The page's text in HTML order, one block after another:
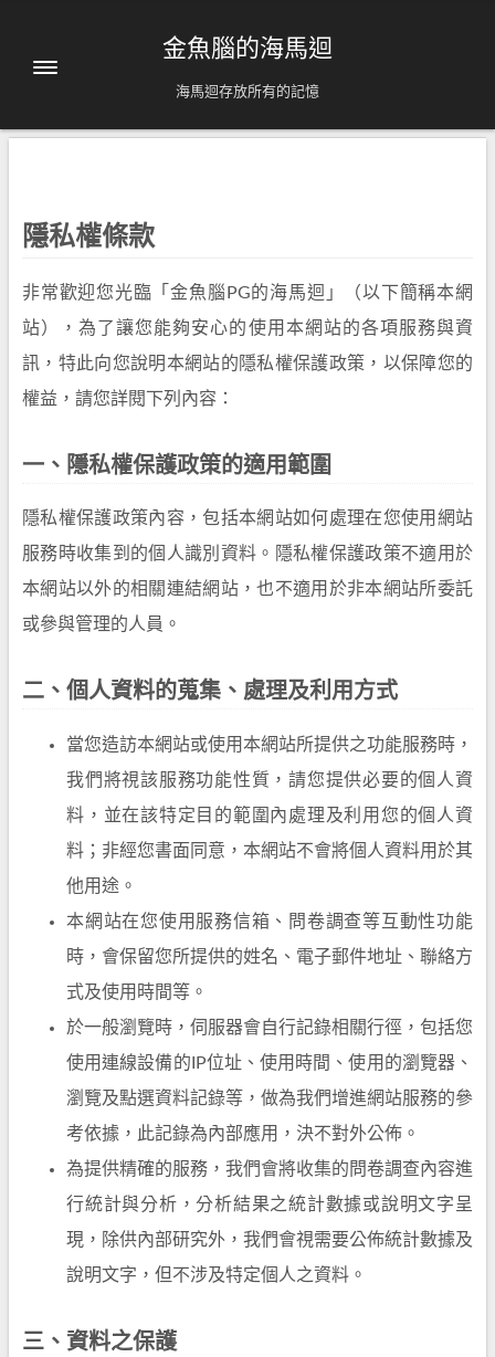
金魚腦的海馬迴
海馬迴存放所有的記憶
隱私權條款
非常歡迎您光臨「金魚腦PG的海馬迴」（以下簡稱本網
站），為了讓您能夠安心的使用本網站的各項服務與資
訊，特此向您說明本網站的隱私權保護政策，以保障您的
權益，請您詳閱下列內容：
一、隱私權保護政策的適用範圍
隱私權保護政策內容，包括本網站如何處理在您使用網站
服務時收集到的個人識別資料。隱私權保護政策不適用於
本網站以外的相關連結網站，也不適用於非本網站所委託
或參與管理的人員。
二、個人資料的蒐集、處理及利用方式
當您造訪本網站或使用本網站所提供之功能服務時，
我們將視該服務功能性質，請您提供必要的個人資
料，並在該特定目的範圍內處理及利用您的個人資
料；非經您書面同意，本網站不會將個人資料用於其
他用途。
本網站在您使用服務信箱、問卷調查等互動性功能
時，會保留您所提供的姓名、電子郵件地址、聯絡方
式及使用時間等。
於一般瀏覽時，伺服器會自行記錄相關行徑，包括您
使用連線設備的IP位址、使用時間、使用的瀏覽器、
瀏覽及點選資料記錄等，做為我們增進網站服務的參
考依據，此記錄為內部應用，決不對外公佈。
為提供精確的服務，我們會將收集的問卷調查內容進
行統計與分析，分析結果之統計數據或說明文字呈
現，除供內部研究外，我們會視需要公佈統計數據及
說明文字，但不涉及特定個人之資料。
三、資料之保護